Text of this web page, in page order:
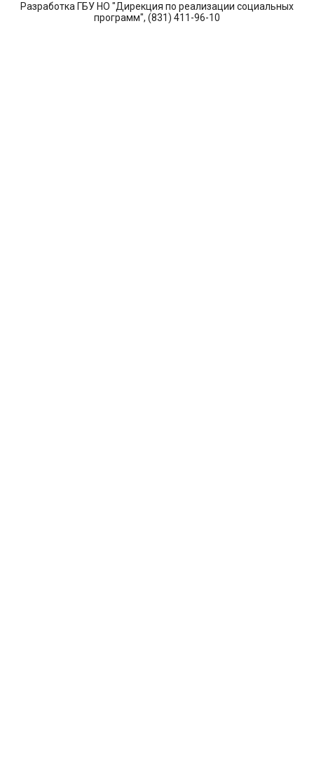
Разработка ГБУ НО "Дирекция по реализации социальных
программ", (831) 411-96-10